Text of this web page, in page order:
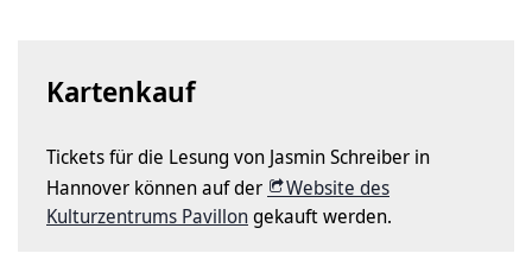
Kartenkauf
Tickets für die Lesung von Jasmin Schreiber in
Hannover können auf der
Website des
Kulturzentrums Pavillongekauft werden.